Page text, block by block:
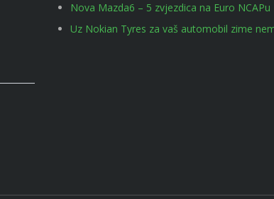
Nova Mazda6 – 5 zvjezdica na Euro NCAPu
Uz Nokian Tyres za vaš automobil zime